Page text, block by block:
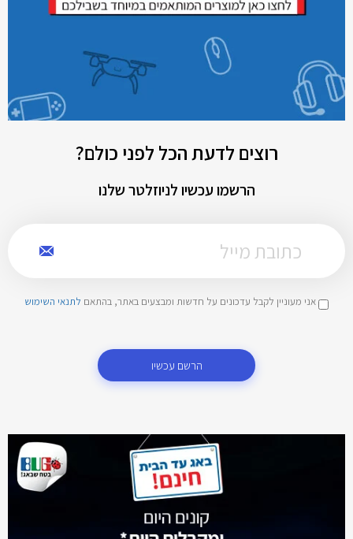
רוצים לדעת הכל לפני כולם?
הרשמו עכשיו לניוזלטר שלנו
אני מעוניין לקבל עדכונים על חדשות ומבצעים באתר, בהתאם לתנאי השימוש
הרשם עכשיו